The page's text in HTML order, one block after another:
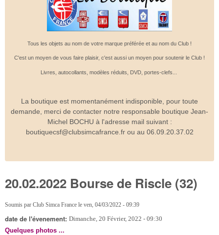
Tous les objets au nom de votre marque préférée et au nom du Club !
C'est un moyen de vous faire plaisir, c'est aussi un moyen pour soutenir le Club !
Livres, autocollants, modèles réduits, DVD, portes-clefs...
La boutique est momentanément indisponible, pour toute
demande, merci de contacter notre responsable boutique Jean-
Michel BOCHU à l'adresse mail suivant :
boutiquecsf@clubsimcafrance.fr ou au 06.09.20.37.02
20.02.2022 Bourse de Riscle (32)
Soumis par Club Simca France le ven, 04/03/2022 - 09:39
date de l'évenement: Dimanche, 20 Février, 2022 - 09:30
Quelques photos ...